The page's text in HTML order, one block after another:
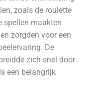
zoals de roulette
spellen maakten
zorgden voor een
De
zich snel door
een belangrijk